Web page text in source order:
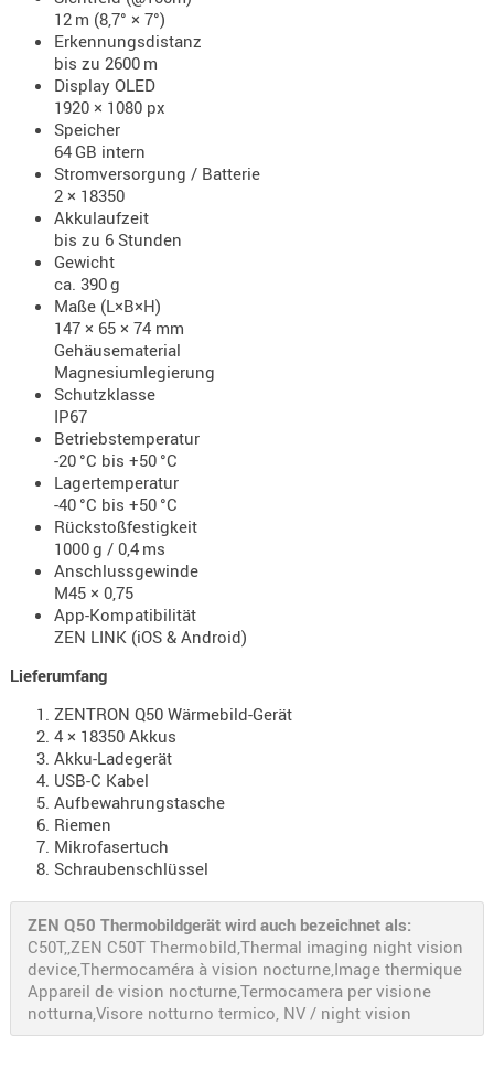
RAILS
12 m (8,7° × 7°)
Erkennungsdistanz
bis zu 2600 m
Display OLED
1920 × 1080 px
Speicher
64 GB intern
Stromversorgung / Batterie
2 × 18350
Akkulaufzeit
bis zu 6 Stunden
Gewicht
ca. 390 g
Maße (L×B×H)
147 × 65 × 74 mm
Gehäusematerial
Magnesiumlegierung
Schutzklasse
IP67
Betriebstemperatur
-20 °C bis +50 °C
Lagertemperatur
-40 °C bis +50 °C
Rückstoßfestigkeit
1000 g / 0,4 ms
Anschlussgewinde
M45 × 0,75
App-Kompatibilität
ZEN LINK (iOS & Android)
Lieferumfang
ZENTRON Q50 Wärmebild-Gerät
4 × 18350 Akkus
Akku-Ladegerät
USB-C Kabel
Aufbewahrungstasche
Riemen
Mikrofasertuch
Schraubenschlüssel
ZEN Q50 Thermobildgerät wird auch bezeichnet als:
C50T,,ZEN C50T Thermobild,Thermal imaging night vision
device,Thermocaméra à vision nocturne,Image thermique
Appareil de vision nocturne,Termocamera per visione
notturna,Visore notturno termico, NV / night vision